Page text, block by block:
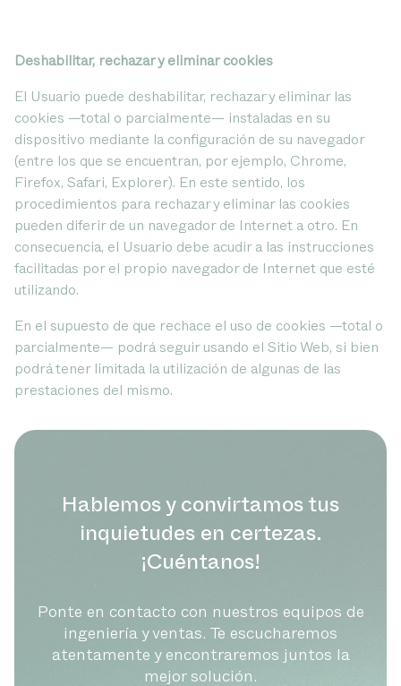
Deshabilitar, rechazar y eliminar cookies
El Usuario puede deshabilitar, rechazar y eliminar las
cookies —total o parcialmente— instaladas en su
dispositivo mediante la configuración de su navegador
(entre los que se encuentran, por ejemplo, Chrome,
Firefox, Safari, Explorer). En este sentido, los
procedimientos para rechazar y eliminar las cookies
pueden diferir de un navegador de Internet a otro. En
consecuencia, el Usuario debe acudir a las instrucciones
facilitadas por el propio navegador de Internet que esté
utilizando.
En el supuesto de que rechace el uso de cookies —total o
parcialmente— podrá seguir usando el Sitio Web, si bien
podrá tener limitada la utilización de algunas de las
prestaciones del mismo.
Hablemos y convirtamos tus
inquietudes en certezas.
¡Cuéntanos!
Ponte en contacto con nuestros equipos de
ingeniería y ventas. Te escucharemos
atentamente y encontraremos juntos la
mejor solución.